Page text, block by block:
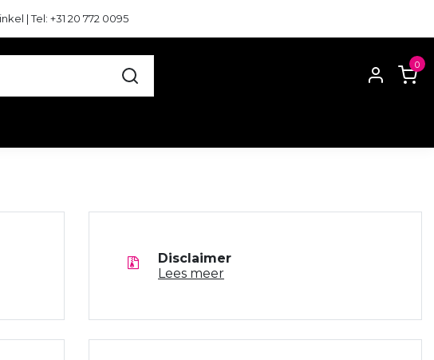
| Tel: +31 20 772 0095
0
Disclaimer
Lees meer